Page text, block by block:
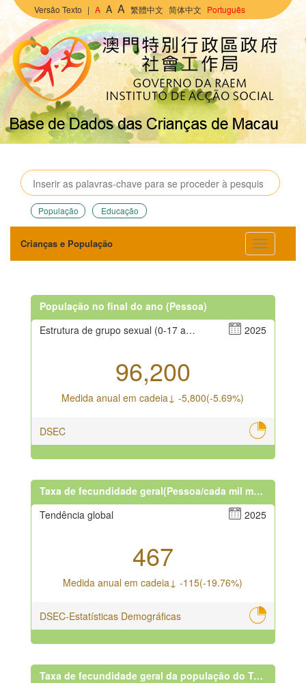
Versão Texto | A A A 繁體中文 简体中文 Português
População Educação
Crianças e População
População no final do ano (Pessoa)
Estrutura de grupo sexual (0-17 anos),Sexos masculino e feminino
2025
96,200
Medida anual em cadeia↓ -5,800(-5.69%)
DSEC
Taxa de fecundidade geral(Pessoa/cada mil mulheres)
Tendência global
2025
467
Medida anual em cadeia↓ -115(-19.76%)
DSEC-Estatísticas Demográficas
Taxa de fecundidade geral da população do Território (pessoa / cada mil bebés femininos nadovivos)